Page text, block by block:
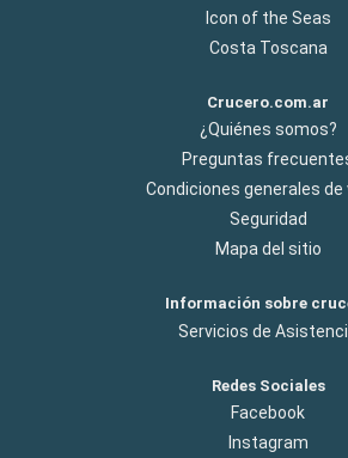
Icon of the Seas
Costa Toscana
Crucero.com.ar
¿Quiénes somos?
Preguntas
Condiciones generales de
Seguridad
Mapa del sitio
Información sobre
Servicios de
Redes Sociales
Facebook
Instagram